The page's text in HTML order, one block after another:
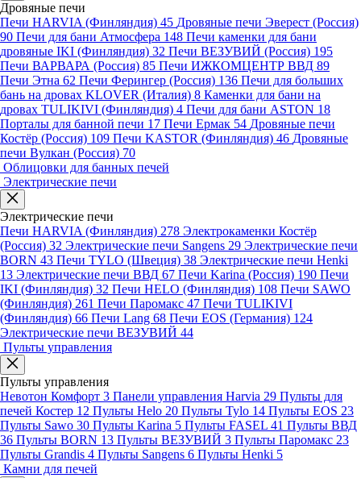
Дровяные печи
Печи HARVIA (Финляндия) 45 Дровяные печи Эверест (Россия)
90 Печи для бани Атмосфера 148 Печи каменки для бани
дровяные IKI (Финляндия) 32 Печи ВЕЗУВИЙ (Россия) 195
Печи ВАРВАРА (Россия) 85 Печи ИЖКОМЦЕНТР ВВД 89
Печи Этна 62 Печи Ферингер (Россия) 136 Печи для больших
бань на дровах KLOVER (Италия) 8 Каменки для бани на
дровах TULIKIVI (Финляндия) 4 Печи для бани ASTON 18
Порталы для банной печи 17 Печи Ермак 54 Дровяные печи
Костёр (Россия) 109 Печи KASTOR (Финляндия) 46 Дровяные
печи Вулкан (Россия) 70
Облицовки для банных печей
Электрические печи
Электрические печи
Печи HARVIA (Финляндия) 278 Электрокаменки Костёр
(Россия) 32 Электрические печи Sangens 29 Электрические печи
BORN 43 Печи TYLO (Швеция) 38 Электрические печи Henki
13 Электрические печи ВВД 67 Печи Karina (Россия) 190 Печи
IKI (Финляндия) 32 Печи HELO (Финляндия) 108 Печи SAWO
(Финляндия) 261 Печи Паромакс 47 Печи TULIKIVI
(Финляндия) 66 Печи Lang 68 Печи EOS (Германия) 124
Электрические печи ВЕЗУВИЙ 44
Пульты управления
Пульты управления
Невотон Комфорт 3 Панели управления Harvia 29 Пульты для
печей Костер 12 Пульты Helo 20 Пульты Tylo 14 Пульты EOS 23
Пульты Sawo 30 Пульты Karina 5 Пульты FASEL 41 Пульты ВВД
36 Пульты BORN 13 Пульты ВЕЗУВИЙ 3 Пульты Паромакс 23
Пульты Grandis 4 Пульты Sangens 6 Пульты Henki 5
Камни для печей